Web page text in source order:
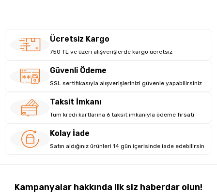
Ücretsiz Kargo
750 TL ve üzeri alışverişlerde kargo ücretsiz
Güvenli Ödeme
SSL sertifikasıyla alışverişlerinizi güvenle yapabilirsiniz
Taksit İmkanı
Tüm kredi kartlarına 6 taksit imkanıyla ödeme fırsatı
Kolay İade
Satın aldığınız ürünleri 14 gün içerisinde iade edebilirsin
Kampanyalar hakkında ilk siz haberdar olun!